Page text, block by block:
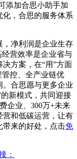
添加合思小助手加
化，合思的服务体系
，净利润是企业生存
营效率是企业省与
方案，在“用”方面
控、全产业链优
合思愿与更多企业
新模式，共同迎接
企业、300万+未来
营和低碳运营，让有
带来的好处，点击免
：